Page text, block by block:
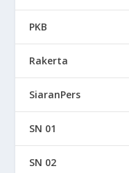
PKB
Rakerta
SiaranPers
SN 01
SN 02